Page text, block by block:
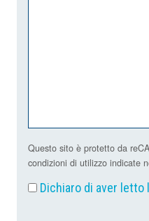
Questo sito è protetto da
condizioni di utilizzo indicate
Dichiaro di aver letto